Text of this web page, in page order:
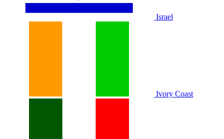
Israel
Ivory Coast